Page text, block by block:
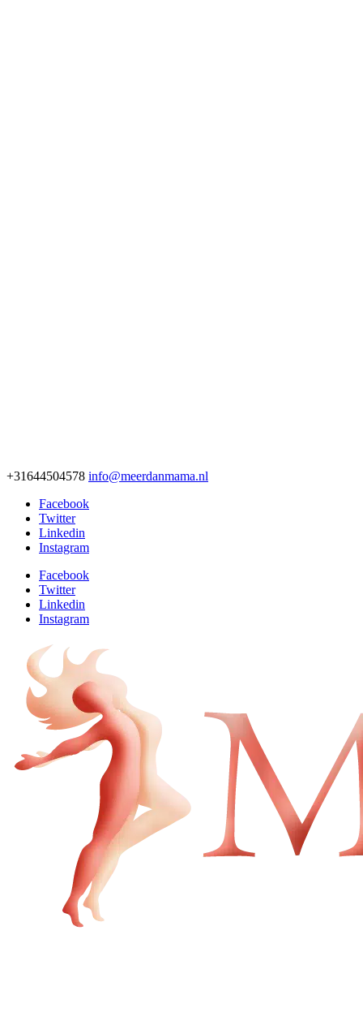
+31644504578 info@meerdanmama.nl
Facebook
Twitter
Linkedin
Instagram
Facebook
Twitter
Linkedin
Instagram